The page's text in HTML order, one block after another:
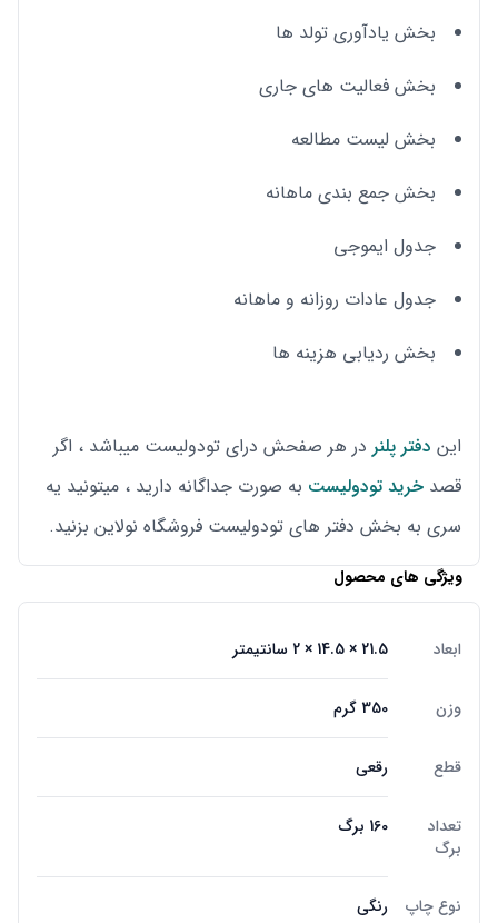
بخش یادآوری تولد ها
بخش فعالیت های جاری
بخش لیست مطالعه
بخش جمع بندی ماهانه
جدول ایموجی
جدول عادات روزانه و ماهانه
بخش ردیابی هزینه ها
این دفتر پلنر در هر صفحش درای تودولیست میباشد ، اگر
قصد خرید تودولیست به صورت جداگانه دارید ، میتونید یه
سری به بخش دفتر های تودولیست فروشگاه نولاین بزنید.
ویژگی های محصول
ابعاد 21.5 × 14.5 × 2 سانتیمتر
وزن 350 گرم
قطع رقعی
تعداد
برگ
160 برگ
نوع چاپ رنگی